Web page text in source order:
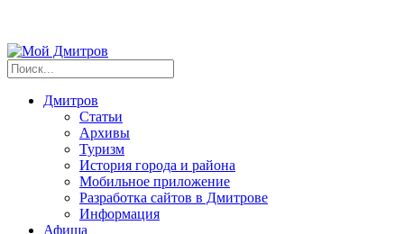
Дмитров
Статьи
Архивы
Туризм
История города и района
Мобильное приложение
Разработка сайтов в Дмитрове
Информация
Афиша